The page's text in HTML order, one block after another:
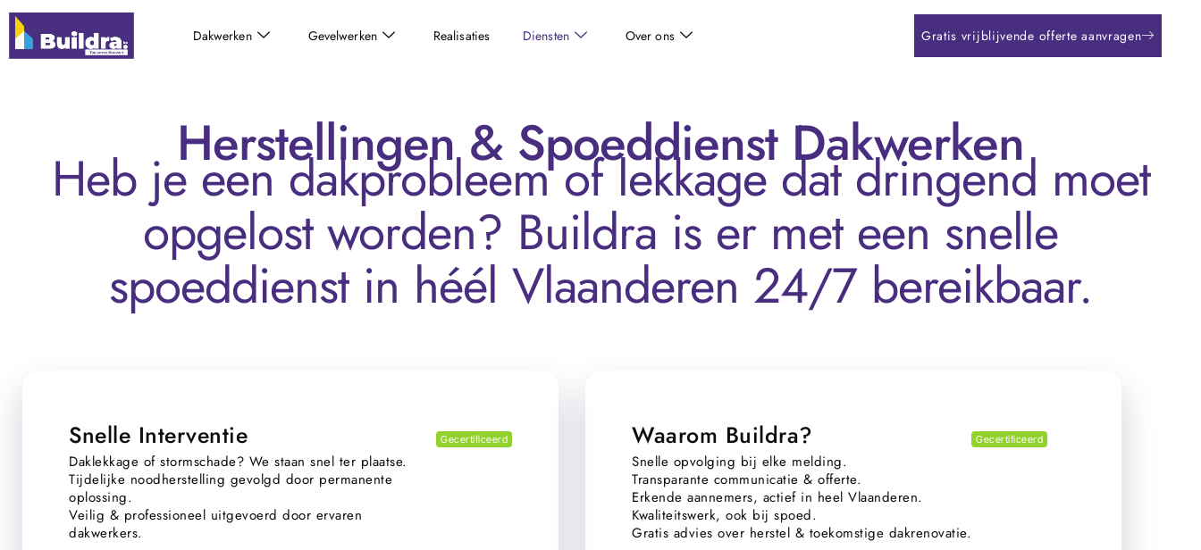
Dakwerken Gevelwerken Realisaties Diensten Over ons Gratis vrijblijvende offerte aanvragen
Herstellingen & Spoeddienst Dakwerken
Heb je een dakprobleem of lekkage dat dringend moet
opgelost worden? Buildra is er met een snelle
spoeddienst in héél Vlaanderen 24/7 bereikbaar.
Snelle Interventie
Daklekkage of stormschade? We staan snel ter plaatse.
Tijdelijke noodherstelling gevolgd door permanente
oplossing.
Veilig & professioneel uitgevoerd door ervaren
dakwerkers.
Gecertificeerd Waarom Buildra?
Snelle opvolging bij elke melding.
Transparante communicatie & offerte.
Erkende aannemers, actief in heel Vlaanderen.
Kwaliteitswerk, ook bij spoed.
Gratis advies over herstel & toekomstige dakrenovatie.
Gecertificeerd